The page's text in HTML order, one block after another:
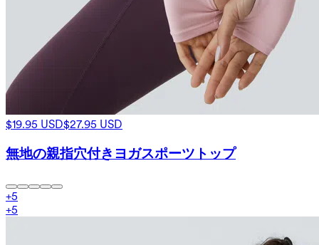
$19.95 USD$27.95 USD
無地の親指穴付きヨガスポーツトップ
+5
+5